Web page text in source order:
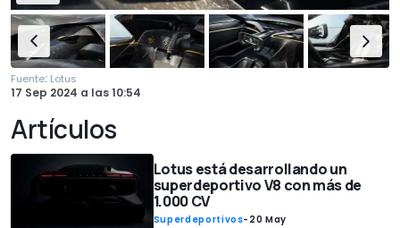
Fuente: Lotus
17 Sep 2024 a las10:54
Artículos
Lotus está desarrollando un
superdeportivo V8 con más de
1.000 CV
Superdeportivos- 20 May